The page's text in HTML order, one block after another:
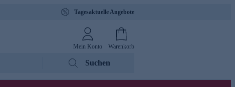
Tagesaktuelle Angebote
Mein Konto Warenkorb
Suchen